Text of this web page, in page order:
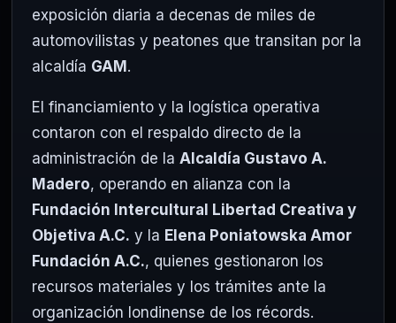
exposición diaria a decenas de miles de
automovilistas y peatones que transitan por la
alcaldía GAM .
El financiamiento y la logística operativa
contaron con el respaldo directo de la
administración de la Alcaldía Gustavo A.
Madero, operando en alianza con la
Fundación Intercultural Libertad Creativa y
Objetiva A.C. y la Elena Poniatowska Amor
Fundación A.C., quienes gestionaron los
recursos materiales y los trámites ante la
organización londinense de los récords.